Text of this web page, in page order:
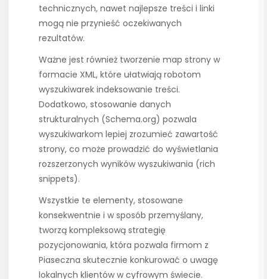
technicznych, nawet najlepsze treści i linki
mogą nie przynieść oczekiwanych
rezultatów.
Ważne jest również tworzenie map strony w
formacie XML, które ułatwiają robotom
wyszukiwarek indeksowanie treści.
Dodatkowo, stosowanie danych
strukturalnych (Schema.org) pozwala
wyszukiwarkom lepiej zrozumieć zawartość
strony, co może prowadzić do wyświetlania
rozszerzonych wyników wyszukiwania (rich
snippets).
Wszystkie te elementy, stosowane
konsekwentnie i w sposób przemyślany,
tworzą kompleksową strategię
pozycjonowania, która pozwala firmom z
Piaseczna skutecznie konkurować o uwagę
lokalnych klientów w cyfrowym świecie.